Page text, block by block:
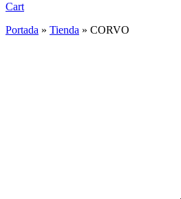
Cart
Portada » Tienda » CORVO